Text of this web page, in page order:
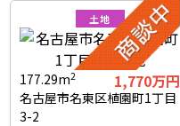
土地
177.29m2 1,770万円
名古屋市名東区植園町1丁目
3-2